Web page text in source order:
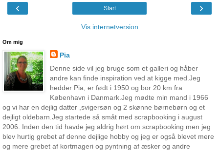
‹ ›
Start
Vis internetversion
Om mig
Pia
Denne side vil jeg bruge som et galleri og håber
andre kan finde inspiration ved at kigge med.Jeg
hedder Pia, er født i 1950 og bor 20 km fra
København i Danmark.Jeg mødte min mand i 1966
og vi har en dejlig datter ,svigersøn og 2 skønne børnebørn og et
dejligt oldebarn.Jeg startede så småt med scrapbooking i august
2006. Inden den tid havde jeg aldrig hørt om scrapbooking men jeg
blev hurtig grebet af denne dejlige hobby og jeg er også blevet mere
og mere grebet af kortmageri og pyntning af æsker og andre